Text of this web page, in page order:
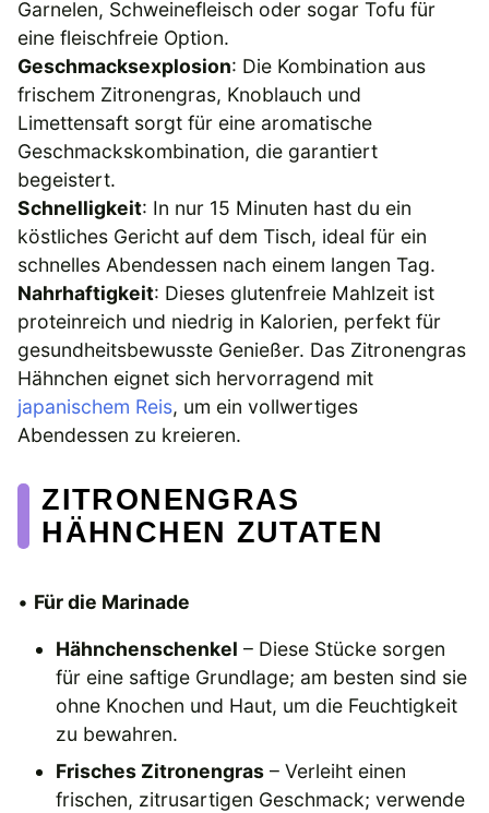
Garnelen, Schweinefleisch oder sogar Tofu für
eine fleischfreie Option.
Geschmacksexplosion: Die Kombination aus
frischem Zitronengras, Knoblauch und
Limettensaft sorgt für eine aromatische
Geschmackskombination, die garantiert
begeistert.
Schnelligkeit: In nur 15 Minuten hast du ein
köstliches Gericht auf dem Tisch, ideal für ein
schnelles Abendessen nach einem langen Tag.
Nahrhaftigkeit: Dieses glutenfreie Mahlzeit ist
proteinreich und niedrig in Kalorien, perfekt für
gesundheitsbewusste Genießer. Das Zitronengras
Hähnchen eignet sich hervorragend mit
japanischem Reis, um ein vollwertiges
Abendessen zu kreieren.
ZITRONENGRAS
HÄHNCHEN ZUTATEN
• Für die Marinade
Hähnchenschenkel – Diese Stücke sorgen
für eine saftige Grundlage; am besten sind sie
ohne Knochen und Haut, um die Feuchtigkeit
zu bewahren.
Frisches Zitronengras – Verleiht einen
frischen, zitrusartigen Geschmack; verwende